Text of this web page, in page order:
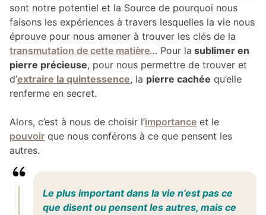
sont notre potentiel et la Source de pourquoi nous
faisons les expériences à travers lesquelles la vie nous
éprouve pour nous amener à trouver les clés de la
transmutation de cette matière… Pour la sublimer en
pierre précieuse, pour nous permettre de trouver et
d’extraire la quintessence, la pierre cachée qu’elle
renferme en secret.
Alors, c’est à nous de choisir l’importance et le
pouvoir que nous conférons à ce que pensent les
autres.
Le plus important dans la vie n’est pas ce
que disent ou pensent les autres, mais ce